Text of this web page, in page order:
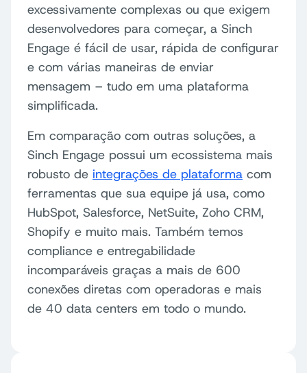
Acesso à integração
Suporte global 24/7
Personalização de mensagens
Campanhas geradas por IA
Modelos e automação
excessivamente complexas ou que exigem
desenvolvedores para começar, a Sinch
Engage é fácil de usar, rápida de configurar
e com várias maneiras de enviar
mensagem – tudo em uma plataforma
simplificada.
Em comparação com outras soluções, a
Sinch Engage possui um ecossistema mais
robusto de integrações de plataforma com
ferramentas que sua equipe já usa, como
HubSpot, Salesforce, NetSuite, Zoho CRM,
Shopify e muito mais. Também temos
compliance e entregabilidade
incomparáveis graças a mais de 600
conexões diretas com operadoras e mais
de 40 data centers em todo o mundo.